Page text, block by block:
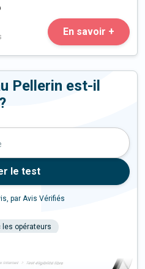
En savoir +
Pellerin est-il
le test
par Avis Vérifiés
les opérateurs